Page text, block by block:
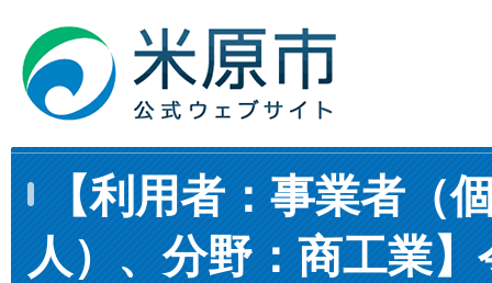
【利用者：事業者（
人）、分野：商工業